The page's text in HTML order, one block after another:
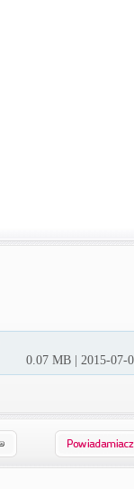
0.07 MB | 2015-07-